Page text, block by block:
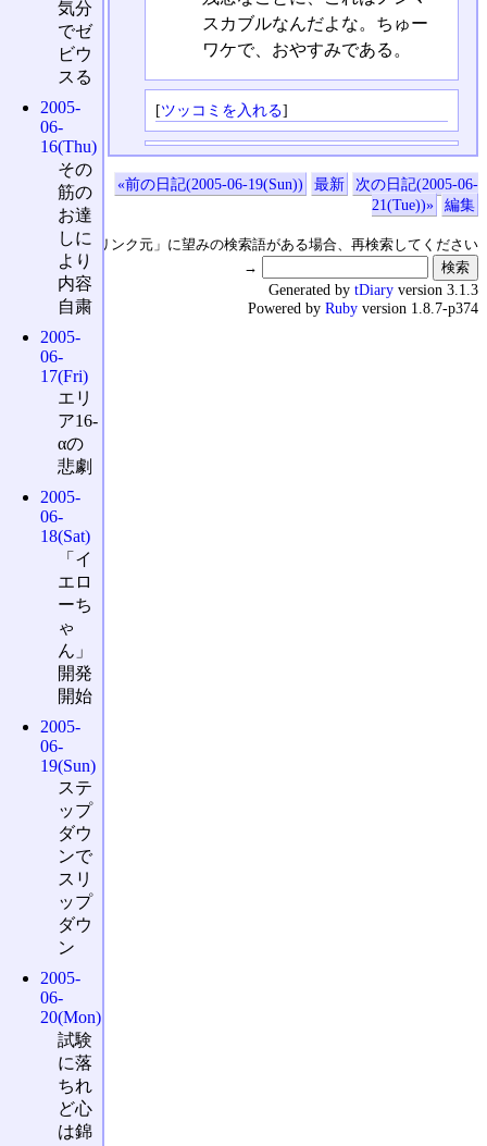
スカブルなんだよな。ちゅー
ワケで、おやすみである。
[ツッコミを入れる]
«前の日記(2005-06-19(Sun)) 最新
次の日記(2005-06-
21(Tue))»
編集
↑の「本日のリンク元」に望みの検索語がある場合、再検索してください
→
気分
でゼ
ビウ
スる
2005-
06-
16(Thu)
その
筋の
お達
しに
より
内容
自粛
2005-
06-
17(Fri)
エリ
ア16-
αの
悲劇
2005-
06-
18(Sat)
「イ
エロ
ーち
ゃ
ん」
開発
開始
2005-
06-
19(Sun)
ステ
ップ
ダウ
ンで
スリ
ップ
ダウ
ン
2005-
06-
20(Mon)
試験
に落
ちれ
ど心
は錦
Generated by tDiary version 3.1.3
Powered by Ruby version 1.8.7-p374